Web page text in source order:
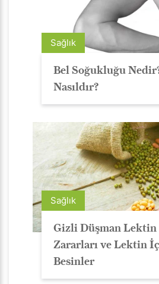
Sağlık
Bel Soğukluğu
Nasıldır?
Sağlık
Gizli Düşman Lektin
Zararları ve Lektin
Besinler